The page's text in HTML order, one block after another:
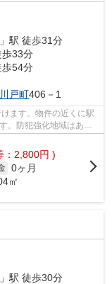
」駅 徒歩31分
歩33分
歩54分
川戸町406－1
ます。物件の近くに駅
。防犯強化地域はあな
：2,800円 )
0ヶ月
㎡
」駅 徒歩30分